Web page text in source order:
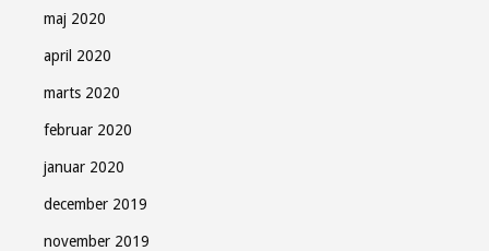
maj 2020
april 2020
marts 2020
februar 2020
januar 2020
december 2019
november 2019